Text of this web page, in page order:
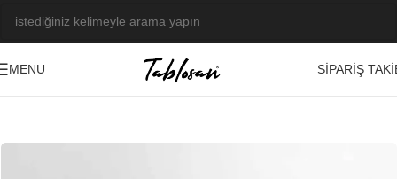
MENU
SIPARIŞ